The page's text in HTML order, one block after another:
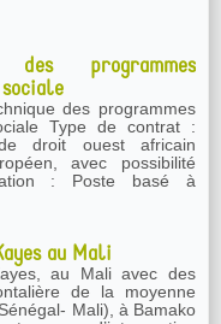
des programmes
des programmes
:
droit ouest africain
avec possibilité
: Poste basé à
au Mali
de la moyenne
Mali), à Bamako